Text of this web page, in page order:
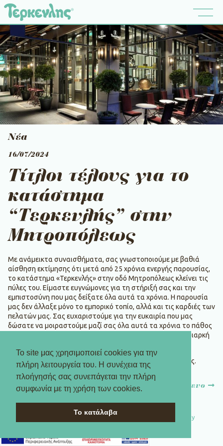
Το site μας χρησιμοποιεί cookies για την
πλήρη λειτουργεία του. Η συνέχεια της
πλοήγησής σας συνεπάγεται την πλήρη
συμφωνία με τη χρήση των cookies.
Το κατάλαβα
Νέα
16/07/2024
Τίτλοι τέλους για το
κατάστημα
“Τερκενλής” στην
Μητροπόλεως
Με ανάμεικτα συναισθήματα, σας γνωστοποιούμε με βαθιά
αίσθηση εκτίμησης ότι μετά από 25 χρόνια ενεργής παρουσίας,
το κατάστημα «Τερκενλής» στην οδό Μητροπόλεως κλείνει τις
πύλες του. Είμαστε ευγνώμονες για τη στήριξή σας και την
εμπιστοσύνη που μας δείξατε όλα αυτά τα χρόνια. Η παρουσία
μας δεν άλλαξε μόνο το εμπορικό τοπίο, αλλά και τις καρδιές των
πελατών μας. Σας ευχαριστούμε για την ευκαιρία που μας
δώσατε να μοιραστούμε μαζί σας όλα αυτά τα χρόνια το πάθος
μας για την προσφορά υψηλής ποιότητας προϊόντων με διαρκή
Σύντομα κοντά σας με νέα πρόταση στο κέντρο της πόλης.
Πλοήγηση
άρθρων
προηγούμενο επόμενο
Antonia Skaraki
| Developed by
DevWorks